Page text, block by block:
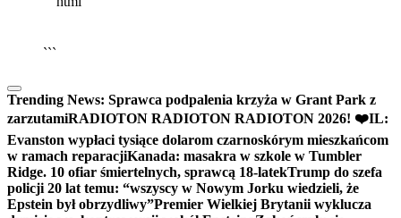
```
Trending News: Sprawca podpalenia krzyża w Grant Park z
zarzutamiRADIOTON RADIOTON RADIOTON 2026! ❤️IL:
Evanston wypłaci tysiące dolarom czarnoskórym mieszkańcom
w ramach reparacjiKanada: masakra w szkole w Tumbler
Ridge. 10 ofiar śmiertelnych, sprawcą 18-latekTrump do szefa
policji 20 lat temu: “wszyscy w Nowym Jorku wiedzieli, że
Epstein był obrzydliwy”Premier Wielkiej Brytanii wyklucza